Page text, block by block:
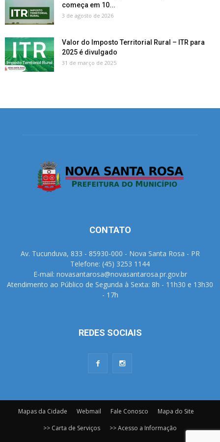
começa em 10...
3 de agosto de 2026
Valor do Imposto Territorial Rural – ITR para
2025 é divulgado
31 de março de 2025
CONTATO
Av. Tucunduva, 833 - 85930-000 - Nova Santa Rosa - PR
Telefone: (45) 3253 1144
E-mail: novasantarosa@novasantarosa.pr.gov.br
Atendimento ao Público de Segunda à Sexta: 8h - 11h30 e 13h30
- 17h
REDES SOCIAIS
Mapas da Cidade Webmail Fale Conosco
Mapa do Site
>> Carta de Serviços
>> Acesso a Informação